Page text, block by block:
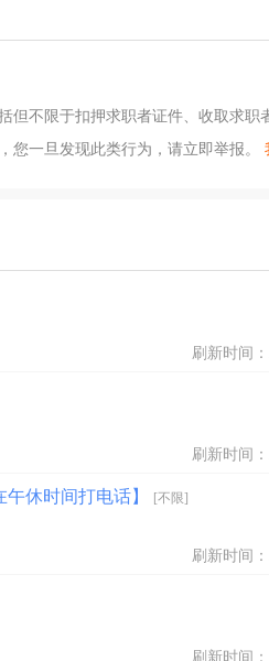
但不限于扣押求职者证件、收取求职
您一旦发现此类行为，请立即举报。
刷新时间
刷新时间
午休时间打电话】 [不限]
刷新时间
刷新时间